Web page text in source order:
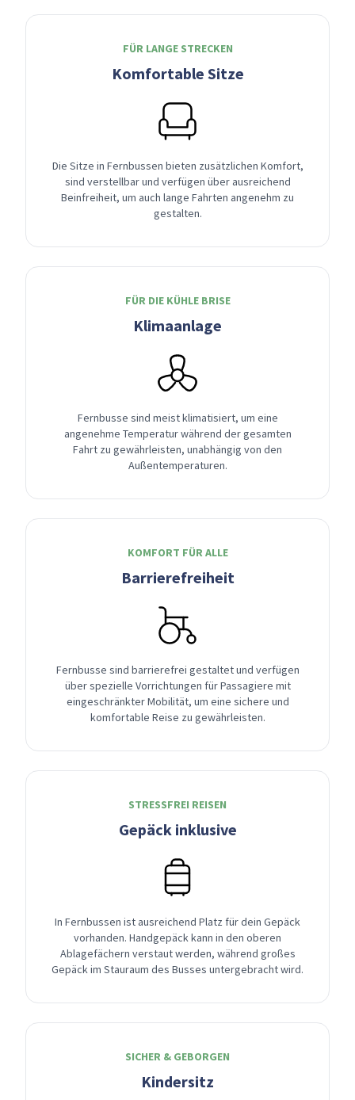
FÜR LANGE STRECKEN
Komfortable Sitze
Die Sitze in Fernbussen bieten zusätzlichen Komfort,
sind verstellbar und verfügen über ausreichend
Beinfreiheit, um auch lange Fahrten angenehm zu
gestalten.
FÜR DIE KÜHLE BRISE
Klimaanlage
Fernbusse sind meist klimatisiert, um eine
angenehme Temperatur während der gesamten
Fahrt zu gewährleisten, unabhängig von den
Außentemperaturen.
KOMFORT FÜR ALLE
Barrierefreiheit
Fernbusse sind barrierefrei gestaltet und verfügen
über spezielle Vorrichtungen für Passagiere mit
eingeschränkter Mobilität, um eine sichere und
komfortable Reise zu gewährleisten.
STRESSFREI REISEN
Gepäck inklusive
In Fernbussen ist ausreichend Platz für dein Gepäck
vorhanden. Handgepäck kann in den oberen
Ablagefächern verstaut werden, während großes
Gepäck im Stauraum des Busses untergebracht wird.
SICHER & GEBORGEN
Kindersitz